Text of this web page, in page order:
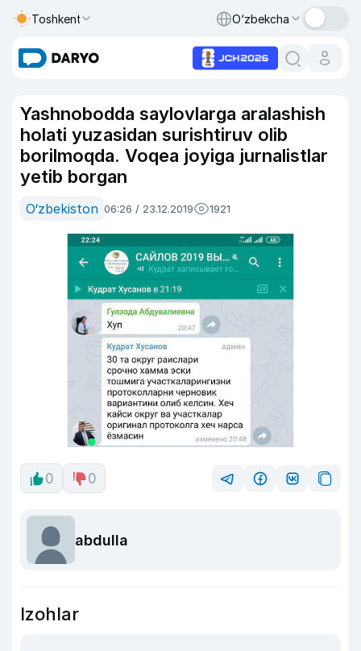
Toshkent O‘zbekcha
Yashnobodda saylovlarga aralashish
holati yuzasidan surishtiruv olib
borilmoqda. Voqea joyiga jurnalistlar
yetib borgan
O‘zbekiston 06:26 / 23.12.2019 1921
0 0
abdulla
Izohlar